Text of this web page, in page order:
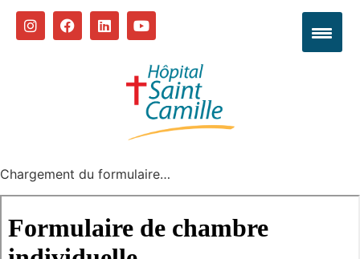
Chargement du formulaire…